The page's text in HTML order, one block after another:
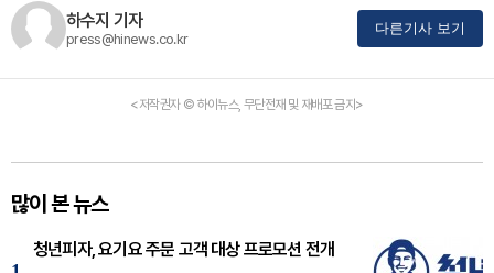
하수지 기자
press@hinews.co.kr
다른기사 보기
<저작권자 © 하이뉴스, 무단전재 및 재배포 금지>
많이 본 뉴스
청년피자, 요기요 주문 고객 대상 프로모션 전개